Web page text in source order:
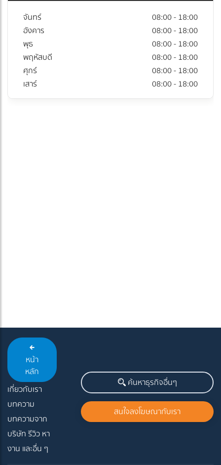
จันทร์
08:00 - 18:00
อังคาร
08:00 - 18:00
พุธ
08:00 - 18:00
พฤหัสบดี
08:00 - 18:00
ศุกร์
08:00 - 18:00
เสาร์
08:00 - 18:00
หน้า
หลัก
เกี่ยวกับเรา
บทความ
บทความจาก
บริษัท รีวิว หา
งาน และอื่น ๆ
ค้นหาธุรกิจอื่นๆ
สนใจลงโฆษณากับเรา